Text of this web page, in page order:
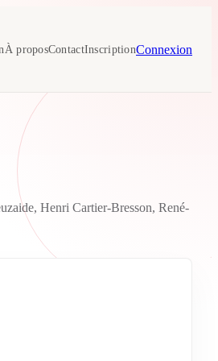
À proposContactInscriptionConnexion
Henri Cartier-Bresson, René-